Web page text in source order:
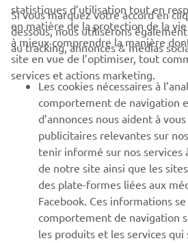
CORPORATE
BUSINESS
PLUS YAMAHA
SUPPORT
NEWSLETTER
Découvrez en exclusivité les dernières
spéciaux, les nouveautés et bien plus
statistiques d’utilisation tout en
en matière de la protection de la
à mieux comprendre la manière
site en vue de l’optimiser, tout
services et actions marketing.
Si vous marquez votre accord en
dessous, nous utiliserons
au tracking, annonces & médias
Les cookies nécessaires à
comportement de navigation
d’annonces nous aident à
publicitaires relevantes sur
tenir informé sur nos services
de notre site ainsi que les
des plate-formes liées aux
Facebook. Ces informations
comportement de navigation
les produits et les services